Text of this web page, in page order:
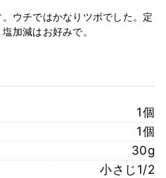
ウチではかなりツボでした。定
加減はお好みで。
1個
1個
30g
小さじ1/2